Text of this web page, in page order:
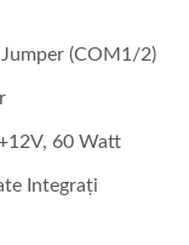
(COM1/2)
60 Watt
Integrați